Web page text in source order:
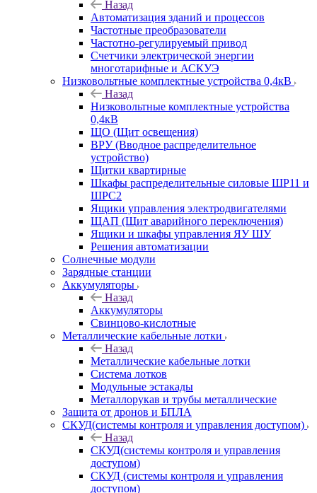
Назад
Автоматизация зданий и процессов
Частотные преобразователи
Частотно-регулируемый привод
Счетчики электрической энергии
многотарифные и АСКУЭ
Низковольтные комплектные устройства 0,4кВ
Назад
Низковольтные комплектные устройства
0,4кВ
ЩО (Щит освещения)
ВРУ (Вводное распределительное
устройство)
Щитки квартирные
Шкафы распределительные силовые ШР11 и
ШРС2
Ящики управления электродвигателями
ЩАП (Щит аварийного переключения)
Ящики и шкафы управления ЯУ ШУ
Решения автоматизации
Солнечные модули
Зарядные станции
Аккумуляторы
Назад
Аккумуляторы
Свинцово-кислотные
Металлические кабельные лотки
Назад
Металлические кабельные лотки
Система лотков
Модульные эстакады
Металлорукав и трубы металлические
Защита от дронов и БПЛА
СКУД(системы контроля и управления доступом)
Назад
СКУД(системы контроля и управления
доступом)
СКУД (системы контроля и управления
доступом)